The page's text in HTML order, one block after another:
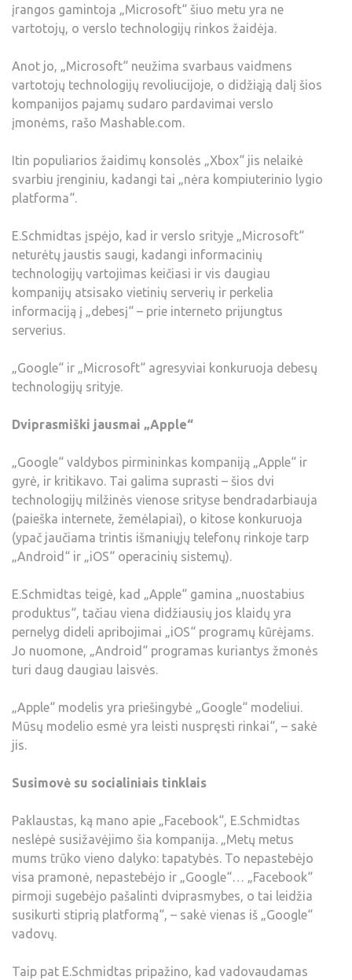
įrangos gamintoja „Microsoft“ šiuo metu yra ne
vartotojų, o verslo technologijų rinkos žaidėja.
Anot jo, „Microsoft“ neužima svarbaus vaidmens
vartotojų technologijų revoliucijoje, o didžiąją dalį šios
kompanijos pajamų sudaro pardavimai verslo
įmonėms, rašo Mashable.com.
Itin populiarios žaidimų konsolės „Xbox“ jis nelaikė
svarbiu įrenginiu, kadangi tai „nėra kompiuterinio lygio
platforma“.
E.Schmidtas įspėjo, kad ir verslo srityje „Microsoft“
neturėtų jaustis saugi, kadangi informacinių
technologijų vartojimas keičiasi ir vis daugiau
kompanijų atsisako vietinių serverių ir perkelia
informaciją į „debesį“ – prie interneto prijungtus
serverius.
„Google“ ir „Microsoft“ agresyviai konkuruoja debesų
technologijų srityje.
Dviprasmiški jausmai „Apple“
„Google“ valdybos pirmininkas kompaniją „Apple“ ir
gyrė, ir kritikavo. Tai galima suprasti – šios dvi
technologijų milžinės vienose srityse bendradarbiauja
(paieška internete, žemėlapiai), o kitose konkuruoja
(ypač jaučiama trintis išmaniųjų telefonų rinkoje tarp
„Android“ ir „iOS“ operacinių sistemų).
E.Schmidtas teigė, kad „Apple“ gamina „nuostabius
produktus“, tačiau viena didžiausių jos klaidų yra
pernelyg dideli apribojimai „iOS“ programų kūrėjams.
Jo nuomone, „Android“ programas kuriantys žmonės
turi daug daugiau laisvės.
„Apple“ modelis yra priešingybė „Google“ modeliui.
Mūsų modelio esmė yra leisti nuspręsti rinkai“, – sakė
jis.
Susimovė su socialiniais tinklais
Paklaustas, ką mano apie „Facebook“, E.Schmidtas
neslėpė susižavėjimo šia kompanija. „Metų metus
mums trūko vieno dalyko: tapatybės. To nepastebėjo
visa pramonė, nepastebėjo ir „Google“… „Facebook“
pirmoji sugebėjo pašalinti dviprasmybes, o tai leidžia
susikurti stiprią platformą“, – sakė vienas iš „Google“
vadovų.
Taip pat E.Schmidtas pripažino, kad vadovaudamas